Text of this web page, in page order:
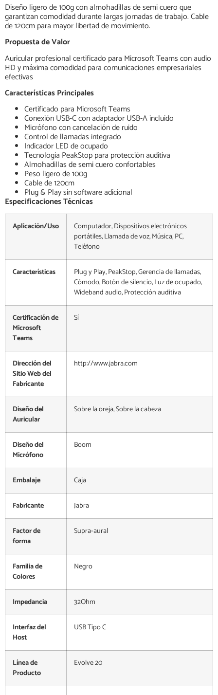
Diseño ligero de 100g con almohadillas de semi cuero que
garantizan comodidad durante largas jornadas de trabajo. Cable
de 120cm para mayor libertad de movimiento.
Propuesta de Valor
Auricular profesional certificado para Microsoft Teams con audio
HD y máxima comodidad para comunicaciones empresariales
efectivas
Características Principales
Certificado para Microsoft Teams
Conexión USB-C con adaptador USB-A incluido
Micrófono con cancelación de ruido
Control de llamadas integrado
Indicador LED de ocupado
Tecnología PeakStop para protección auditiva
Almohadillas de semi cuero confortables
Peso ligero de 100g
Cable de 120cm
Plug & Play sin software adicional
Especificaciones Técnicas
Aplicación/Uso
Computador, Dispositivos electrónicos
portátiles, Llamada de voz, Música, PC,
Teléfono
Características
Plug y Play, PeakStop, Gerencia de llamadas,
Cómodo, Botón de silencio, Luz de ocupado,
Wideband audio, Protección auditiva
Certificación de
Microsoft
Teams
Sí
Dirección del
Sitio Web del
Fabricante
http://www.jabra.com
Diseño del
Auricular
Sobre la oreja, Sobre la cabeza
Diseño del
Micrófono
Boom
Embalaje Caja
Fabricante Jabra
Factor de
forma
Supra-aural
Familia de
Colores
Negro
Impedancia 32Ohm
Interfaz del
Host
USB Tipo C
Línea de
Producto
Evolve 20